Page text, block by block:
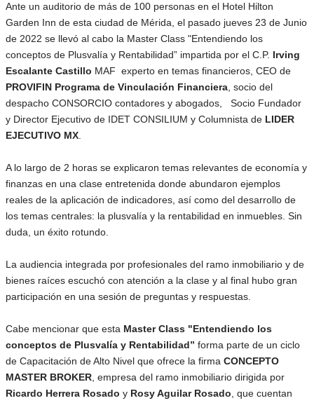
Ante un auditorio de más de 100 personas en el Hotel Hilton
Garden Inn de esta ciudad de Mérida, el pasado jueves 23 de Junio
de 2022 se llevó al cabo la Master Class "Entendiendo los
conceptos de Plusvalía y Rentabilidad” impartida por el C.P. Irving
Escalante Castillo MAF experto en temas financieros, CEO de
PROVIFIN Programa de Vinculación Financiera , socio del
despacho CONSORCIO contadores y abogados, Socio Fundador
y Director Ejecutivo de IDET CONSILIUM y Columnista de LIDER
EJECUTIVO MX
A lo largo de 2 horas se explicaron temas relevantes de economía y
finanzas en una clase entretenida donde abundaron ejemplos
reales de la aplicación de indicadores, así como del desarrollo de
los temas centrales: la plusvalía y la rentabilidad en inmuebles. Sin
duda, un éxito rotundo.
La audiencia integrada por profesionales del ramo inmobiliario y de
bienes raíces escuchó con atención a la clase y al final hubo gran
participación en una sesión de preguntas y respuestas.
Cabe mencionar que esta Master Class "Entendiendo los
conceptos de Plusvalía y Rentabilidad” forma parte de un ciclo
de Capacitación de Alto Nivel que ofrece la firma CONCEPTO
MASTER BROKER , empresa del ramo inmobiliario dirigida por
Ricardo Herrera Rosado y Rosy Aguilar Rosado , que cuentan